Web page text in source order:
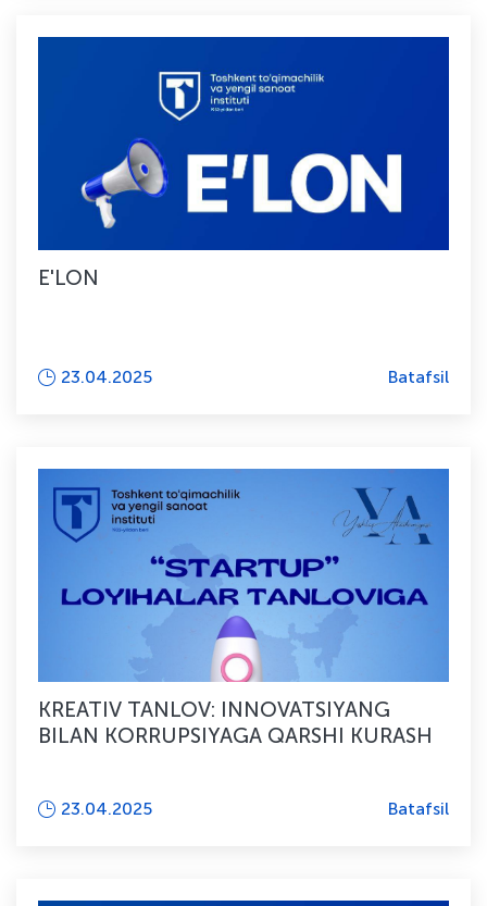
E'LON
23.04.2025 Batafsil
KREATIV TANLOV: INNOVATSIYANG
BILAN KORRUPSIYAGA QARSHI KURASH
23.04.2025 Batafsil